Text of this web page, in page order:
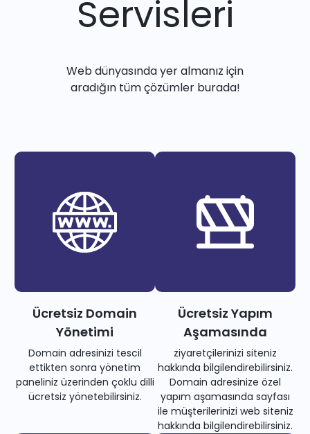
Servisleri
Web dünyasında yer almanız için
aradığın tüm çözümler burada!
Ücretsiz Domain
Yönetimi
Domain adresinizi tescil
ettikten sonra yönetim
paneliniz üzerinden çoklu dilli
ücretsiz yönetebilirsiniz.
Ücretsiz Yapım
Aşamasında
ziyaretçilerinizi siteniz
hakkında bilgilendirebilirsiniz.
Domain adresinize özel
yapım aşamasında sayfası
ile müşterilerinizi web siteniz
hakkında bilgilendirebilirsiniz.